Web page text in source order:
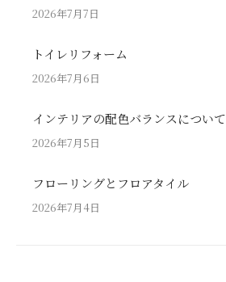
2026年7月7日
トイレリフォーム
2026年7月6日
インテリアの配色バランスについて
2026年7月5日
フローリングとフロアタイル
2026年7月4日